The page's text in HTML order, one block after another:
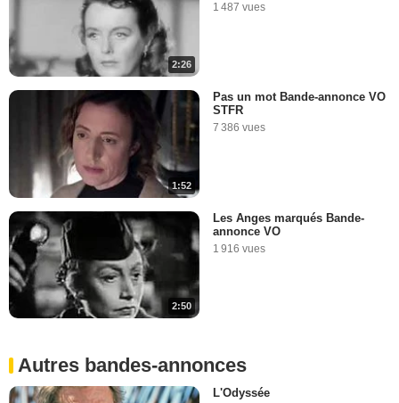
2:26
1 487 vues
1:52
Pas un mot Bande-annonce VO
STFR
7 386 vues
2:50
Les Anges marqués Bande-
annonce VO
1 916 vues
Autres bandes-annonces
L'Odyssée